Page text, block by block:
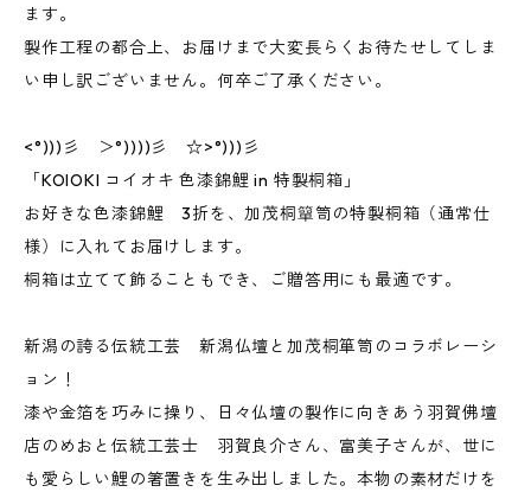
ます。
製作工程の都合上、お届けまで大変長らくお待たせしてしま
い申し訳ございません。何卒ご了承ください。
<°)))彡 ＞°))))彡 ☆>°)))彡
「KOIOKI コイオキ 色漆錦鯉 in 特製桐箱」
お好きな色漆錦鯉 3折を、加茂桐簞笥の特製桐箱（通常仕
様）に入れてお届けします。
桐箱は立てて飾ることもでき、ご贈答用にも最適です。
新潟の誇る伝統工芸 新潟仏壇と加茂桐箪笥のコラボレーシ
ョン！
漆や金箔を巧みに操り、日々仏壇の製作に向きあう羽賀佛壇
店のめおと伝統工芸士 羽賀良介さん、富美子さんが、世に
も愛らしい鯉の箸置きを生み出しました。本物の素材だけを